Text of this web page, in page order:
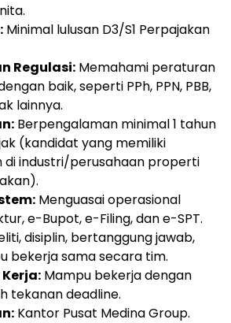
Minimal lulusan D3/S1 Perpajakan
Regulasi: Memahami peraturan
baik, seperti PPh, PPN, PBB,
lainnya.
Berpengalaman minimal 1 tahun
(kandidat yang memiliki
di industri/perusahaan properti
Menguasai operasional
e-Bupot, e-Filing, dan e-SPT.
disiplin, bertanggung jawab,
bekerja sama secara tim.
Mampu bekerja dengan
tekanan deadline.
Kantor Pusat Medina Group.